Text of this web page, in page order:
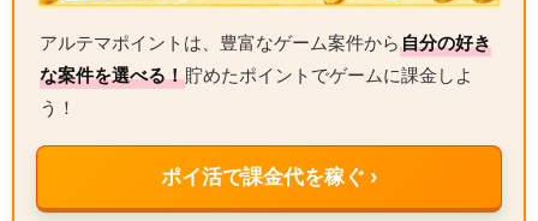
アルテマポイントは、豊富なゲーム案件から自分の好き
な案件を選べる！貯めたポイントでゲームに課金しよ
う！
ポイ活で課金代を稼ぐ ›